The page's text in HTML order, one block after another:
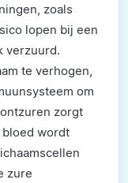
zoals
lopen bij een
verzuurd.
te verhogen,
om
zorgt
wordt
zure